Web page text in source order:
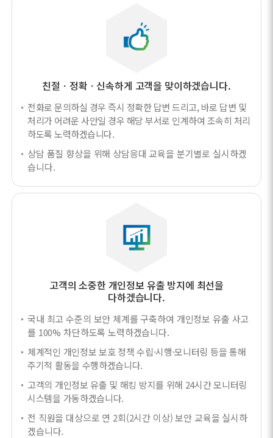
친절ㆍ정확ㆍ신속하게 고객을 맞이하겠습니다.
전화로 문의하실 경우 즉시 정확한 답변 드리고, 바로 답변 및
처리가 어려운 사안일 경우 해당 부서로 인계하여 조속히 처리
하도록 노력하겠습니다.
상담 품질 향상을 위해 상담응대 교육을 분기별로 실시하겠
습니다.
고객의 소중한 개인정보 유출 방지에 최선을
다하겠습니다.
국내 최고 수준의 보안 체계를 구축하여 개인정보 유출 사고
를 100% 차단하도록 노력하겠습니다.
체계적인 개인정보 보호 정책 수립·시행·모니터링 등을 통해
주기적 활동을 수행하겠습니다.
고객의 개인정보 유출 및 해킹 방지를 위해 24시간 모니터링
시스템을 가동하겠습니다.
전 직원을 대상으로 연 2회(2시간 이상) 보안 교육을 실시하
겠습니다.